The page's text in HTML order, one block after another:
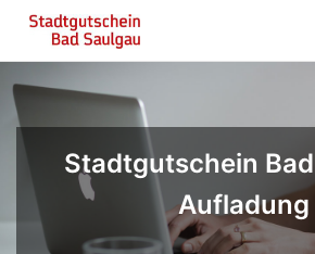
Stadtgutschein
Aufladung